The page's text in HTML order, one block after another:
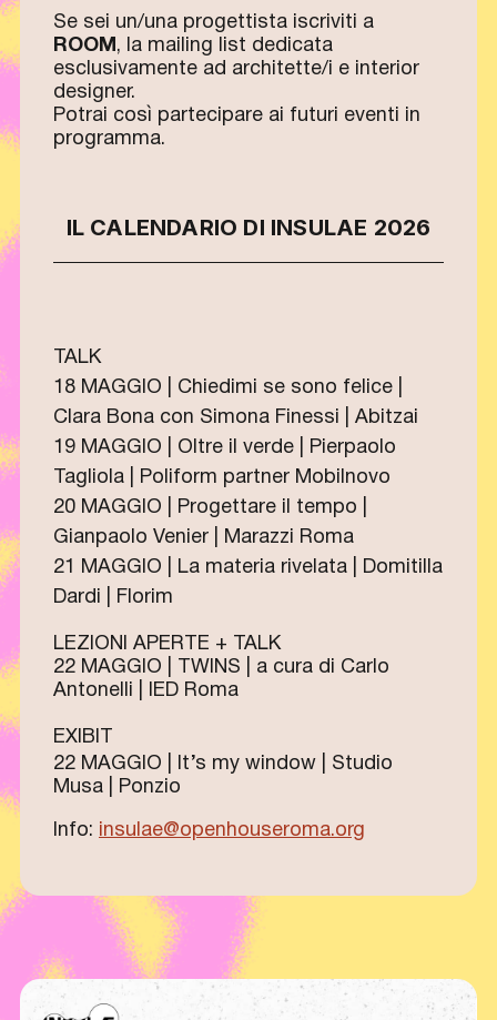
Se sei un/una progettista iscriviti a
ROOM , la mailing list dedicata
esclusivamente ad architette/i e interior
designer.
Potrai così partecipare ai futuri eventi in
programma.
IL CALENDARIO DI INSULAE 2026
TALK
18 MAGGIO | Chiedimi se sono felice |
Clara Bona con Simona Finessi | Abitzai
19 MAGGIO | Oltre il verde | Pierpaolo
Tagliola | Poliform partner Mobilnovo
20 MAGGIO | Progettare il tempo |
Gianpaolo Venier | Marazzi Roma
21 MAGGIO | La materia rivelata | Domitilla
Dardi | Florim
LEZIONI APERTE + TALK
22 MAGGIO | TWINS | a cura di Carlo
Antonelli | IED Roma
EXIBIT
22 MAGGIO | It’s my window | Studio
Musa | Ponzio
Info: insulae@openhouseroma.org